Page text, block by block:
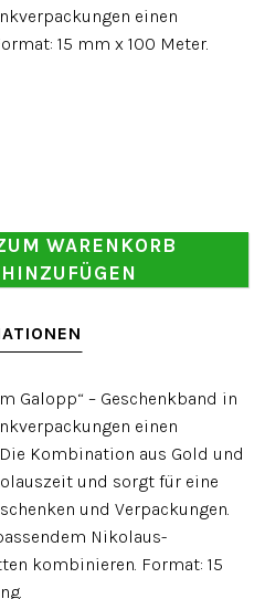
einen
15 mm x 100 Meter.
WARENKORB
HINZUFÜGEN
Galopp“ – Geschenkband in
einen
Kombination aus Gold und
und sorgt für eine
und Verpackungen.
Nikolaus-
kombinieren. Format: 15